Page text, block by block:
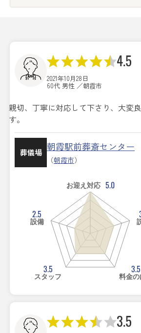
4.5
2021年10月28日
60代 男性 ／朝霞市
親切、丁寧に対応して下さり、大変
す。
葬儀場 朝霞駅前葬斎センター
（朝霞市）
お迎え対応 5.0
3.5
料金の
3.5
スタッフ
2.5
設備
3.5